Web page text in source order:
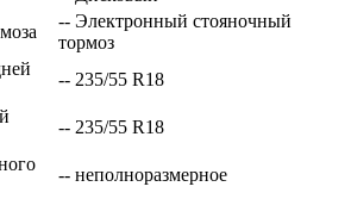
-- Электронный стояночный
тормоз
-- 235/55 R18
-- 235/55 R18
-- неполноразмерное